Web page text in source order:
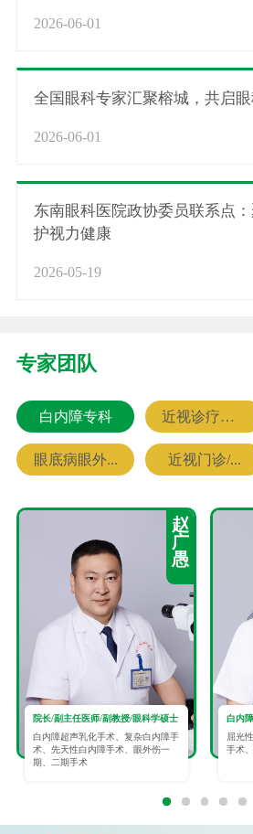
2026-06-01
全国眼科专家汇聚榕城，共启
2026-06-01
东南眼科医院政协委员联系点
护视力健康
2026-05-19
专家团队
白内障专科 近视诊疗专科
眼底病眼外... 近视门诊/...
赵
广
愚
院长/副主任医师/副教授/眼科学硕士
白内障超声乳化手术、复杂白内障手
术、先天性白内障手术、眼外伤一
期、二期手术
屈光
手术